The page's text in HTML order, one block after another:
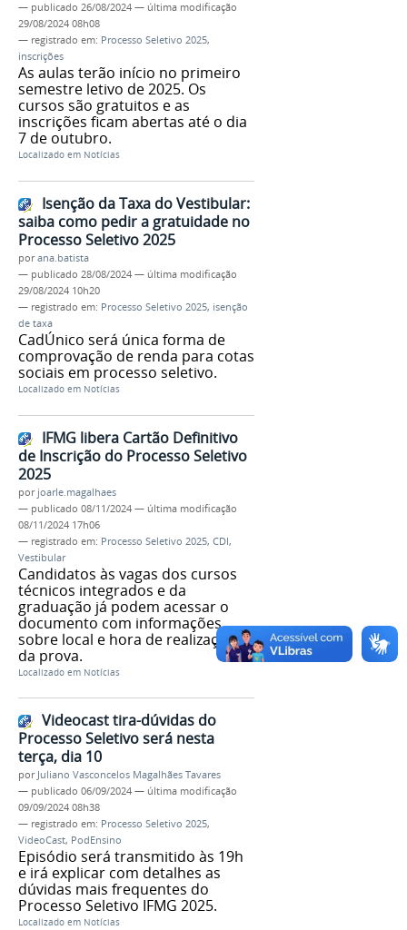
— publicado 26/08/2024 — última modificação
29/08/2024 08h08
— registrado em: Processo Seletivo 2025,
inscrições
As aulas terão início no primeiro
semestre letivo de 2025. Os
cursos são gratuitos e as
inscrições ficam abertas até o dia
7 de outubro.
Localizado em Notícias
Isenção da Taxa do Vestibular:
saiba como pedir a gratuidade no
Processo Seletivo 2025
porana.batista
— publicado 28/08/2024 — última modificação
29/08/2024 10h20
— registrado em: Processo Seletivo 2025, isenção
de taxa
CadÚnico será única forma de
comprovação de renda para cotas
sociais em processo seletivo.
Localizado em Notícias
IFMG libera Cartão Definitivo
de Inscrição do Processo Seletivo
2025
por joarle.magalhaes
— publicado 08/11/2024 — última modificação
08/11/2024 17h06
— registrado em: Processo Seletivo 2025, CDI,
Vestibular
Candidatos às vagas dos cursos
técnicos integrados e da
graduação já podem acessar o
documento com informações
sobre local e hora de realização
da prova.
Localizado em Notícias
Videocast tira-dúvidas do
Processo Seletivo será nesta
terça, dia 10
por Juliano Vasconcelos Magalhães Tavares
— publicado 06/09/2024 — última modificação
09/09/2024 08h38
— registrado em: Processo Seletivo 2025,
VideoCast, PodEnsino
Episódio será transmitido às 19h
e irá explicar com detalhes as
dúvidas mais frequentes do
Processo Seletivo IFMG 2025.
Localizado em Notícias